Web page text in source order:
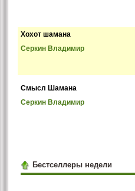
Хохот шамана
Серкин Владимир
Смысл Шамана
Серкин Владимир
Бестселлеры недели